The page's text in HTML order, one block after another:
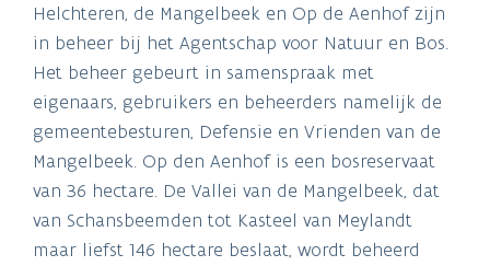
Helchteren, de Mangelbeek en Op de Aenhof zijn
in beheer bij het Agentschap voor Natuur en Bos.
Het beheer gebeurt in samenspraak met
eigenaars, gebruikers en beheerders namelijk de
gemeentebesturen, Defensie en Vrienden van de
Mangelbeek. Op den Aenhof is een bosreservaat
van 36 hectare. De Vallei van de Mangelbeek, dat
van Schansbeemden tot Kasteel van Meylandt
maar liefst 146 hectare beslaat, wordt beheerd